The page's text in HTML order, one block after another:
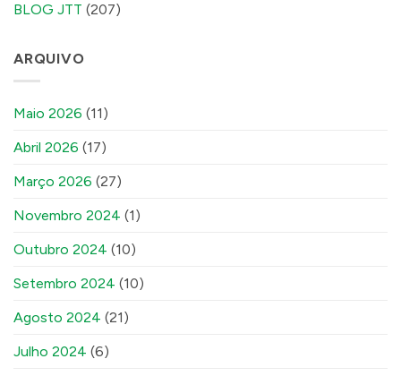
BLOG JTT (207)
ARQUIVO
Maio 2026 (11)
Abril 2026 (17)
Março 2026 (27)
Novembro 2024 (1)
Outubro 2024 (10)
Setembro 2024 (10)
Agosto 2024 (21)
Julho 2024 (6)